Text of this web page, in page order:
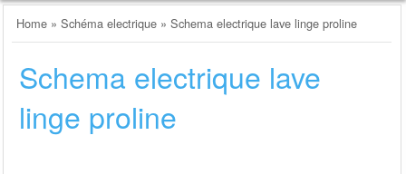
Home »Schéma electrique »Schema electrique lave linge proline
Schema electrique lave
linge proline